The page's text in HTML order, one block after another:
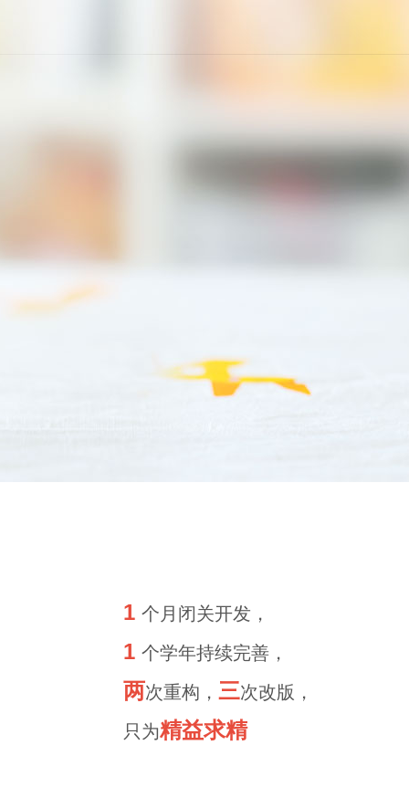
1 个月闭关开发，
1 个学年持续完善，
两次重构， 三次改版，
只为精益求精